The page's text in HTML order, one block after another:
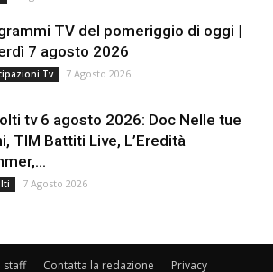
TV del pomeriggio di oggi |
7 agosto 2026
Tv 7 Agosto 2026
tv 6 agosto 2026: Doc Nelle tue
TIM Battiti Live, L’Eredità
7 Agosto 2026
staff Contatta la redazione Privacy